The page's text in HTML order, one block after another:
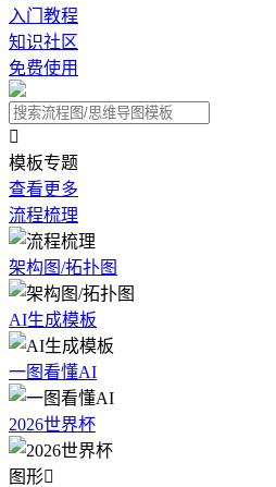
入门教程
知识社区
免费使用

模板专题
查看更多
流程梳理
架构图/拓扑图
AI生成模板
一图看懂AI
2026世界杯
图形